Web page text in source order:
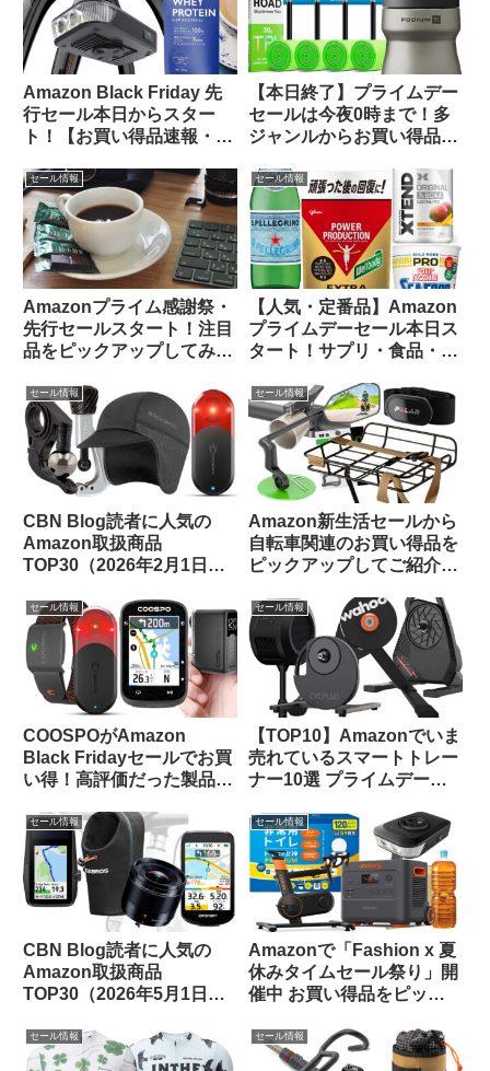
Amazon Black Friday 先
行セール本日からスター
ト！【お買い得品速報・
【本日終了】プライムデー
セールは今夜0時まで！多
ジャンルからお買い得品を
セール情報
Amazonプライム感謝祭・
先行セールスタート！注目
品をピックアップしてみま
セール情報
【人気・定番品】Amazon
プライムデーセール本日ス
タート！サプリ・食品・飲
ップしてみました
セール情報
CBN Blog読者に人気の
Amazon取扱商品
TOP30（2026年2月1日
セール情報
Amazon新生活セールから
自転車関連のお買い得品を
ピックアップしてご紹介し
セール情報
COOSPOがAmazon
Black Fridayセールでお買
い得！高評価だった製品を
Blog限定クーポン情報あ
り】
セール情報
【TOP10】Amazonでいま
売れているスマートトレー
ナー10選 プライムデーセ
セール情報
CBN Blog読者に人気の
Amazon取扱商品
TOP30（2026年5月1日
セール情報
Amazonで「Fashion x 夏
休みタイムセール祭り」開
催中 お買い得品をピック
セール情報 セール情報